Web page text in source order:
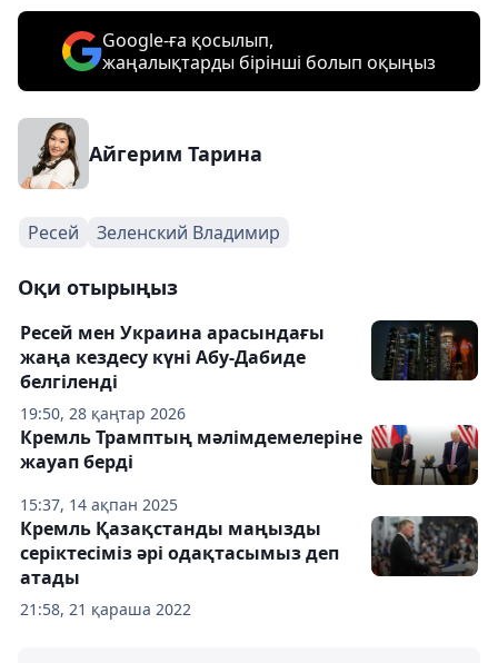
Google-ға қосылып,
жаңалықтарды бірінші болып оқыңыз
Айгерим Тарина
Ресей Зеленский Владимир
Оқи отырыңыз
19:50, 28 қаңтар 2026
Ресей мен Украина арасындағы
жаңа кездесу күні Абу-Дабиде
белгіленді
15:37, 14 ақпан 2025
Кремль Трамптың мәлімдемелеріне
жауап берді
21:58, 21 қараша 2022
Кремль Қазақстанды маңызды
серіктесіміз әрі одақтасымыз деп
атады